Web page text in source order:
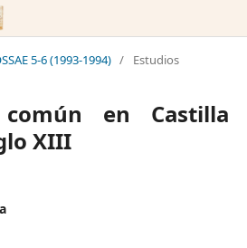
5-6 (1993-1994) / Estudios
en Castilla
XIII